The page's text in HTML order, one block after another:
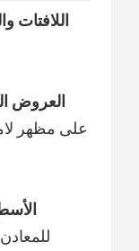
اللافتات
العروض
على مظهر